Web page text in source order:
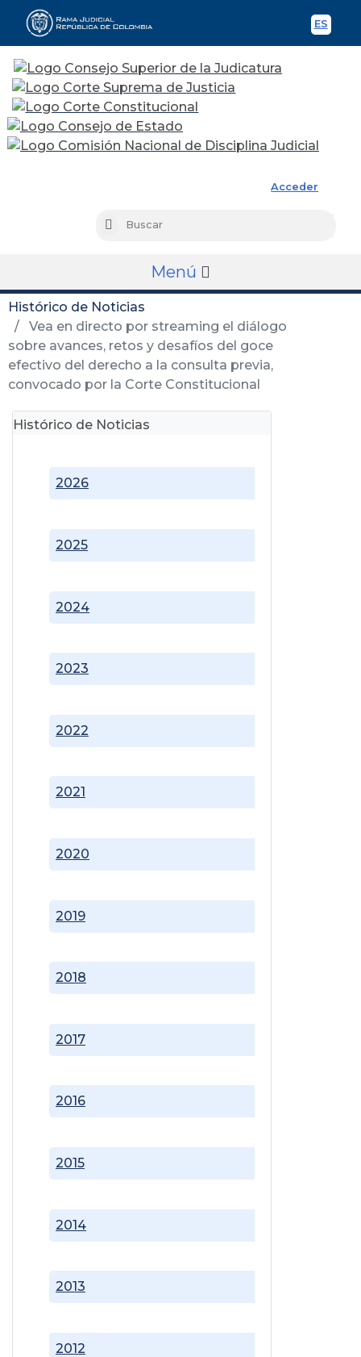
ES
Acceder
Buscar
Menú
Histórico de Noticias
Vea en directo por streaming el diálogo
sobre avances, retos y desafíos del goce
efectivo del derecho a la consulta previa,
convocado por la Corte Constitucional
Histórico de Noticias
2012
2013
2014
2015
2016
2017
2018
2019
2020
2021
2022
2023
2024
2025
2026